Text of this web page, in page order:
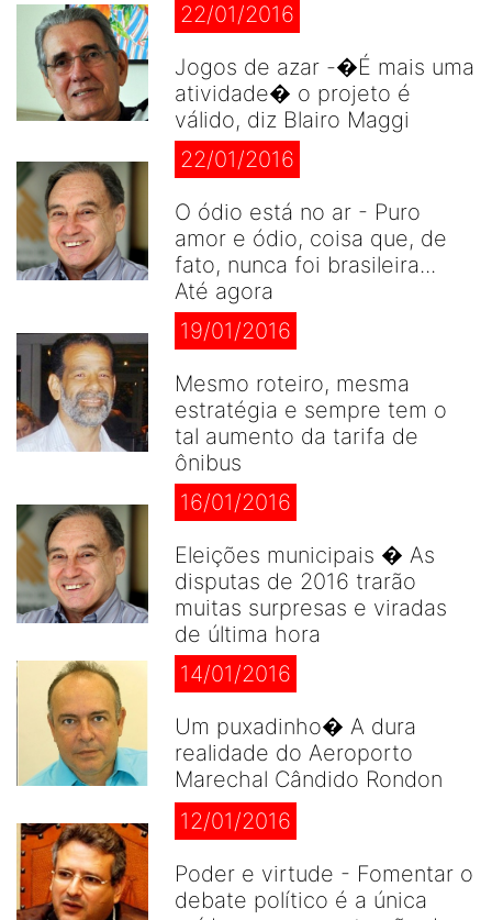
22/01/2016
Jogos de azar -�É mais uma
atividade� o projeto é
válido, diz Blairo Maggi
22/01/2016
O ódio está no ar - Puro
amor e ódio, coisa que, de
fato, nunca foi brasileira...
Até agora
19/01/2016
Mesmo roteiro, mesma
estratégia e sempre tem o
tal aumento da tarifa de
ônibus
16/01/2016
Eleições municipais � As
disputas de 2016 trarão
muitas surpresas e viradas
de última hora
14/01/2016
Um puxadinho� A dura
realidade do Aeroporto
Marechal Cândido Rondon
12/01/2016
Poder e virtude - Fomentar o
debate político é a única